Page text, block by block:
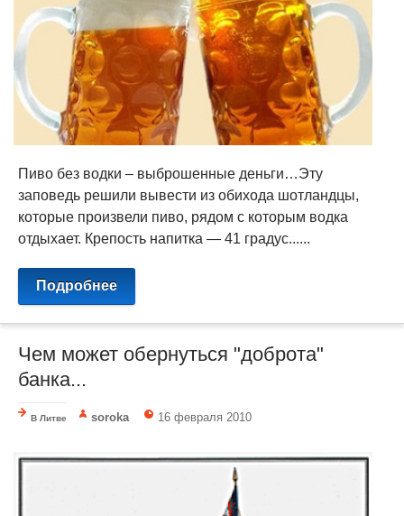
Пиво без водки – выброшенные деньги…Эту
заповедь решили вывести из обихода шотландцы,
которые произвели пиво, рядом с которым водка
отдыхает. Крепость напитка — 41 градус......
Подробнее
Чем может обернуться "доброта"
банка...
В Литве soroka 16 февраля 2010